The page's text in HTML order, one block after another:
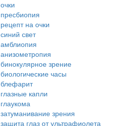
очки
пресбиопия
рецепт на очки
синий свет
амблиопия
анизометропия
бинокулярное зрение
биологические часы
блефарит
глазные капли
глаукома
затуманивание зрения
защита глаз от ультрафиолета